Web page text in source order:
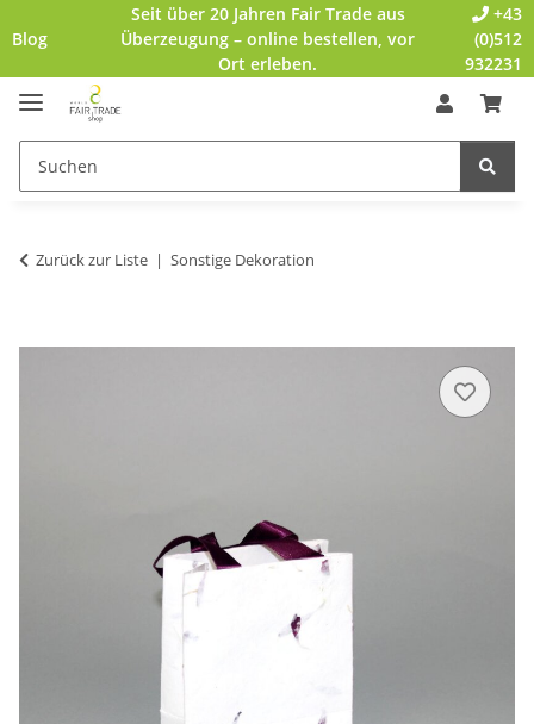
Blog
Seit über 20 Jahren Fair Trade aus
Überzeugung – online bestellen, vor
Ort erleben.
+43
(0)512
932231
Zurück zur Liste Sonstige Dekoration